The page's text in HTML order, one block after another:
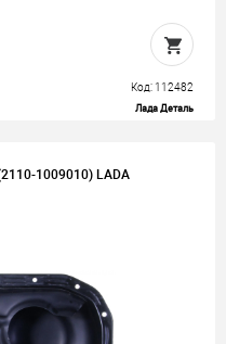
Код: 112482
Лада Деталь
1009010) LADA